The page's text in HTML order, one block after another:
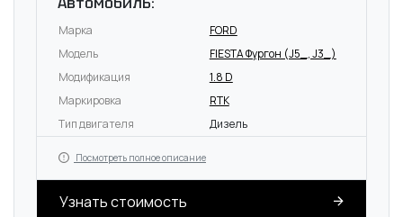
Марка
FORD
Модель
FIESTA Фургон (J5_, J3_)
Модификация
1.8 D
Маркировка
RTK
Тип двигателя
Дизель
Посмотреть полное описание
Узнать стоимость